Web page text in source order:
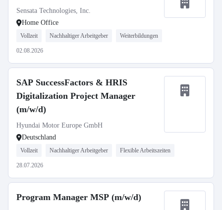
Sensata Technologies, Inc.
Home Office
Vollzeit Nachhaltiger Arbeitgeber Weiterbildungen
02.08.2026
SAP SuccessFactors & HRIS
Digitalization Project Manager
(m/w/d)
Hyundai Motor Europe GmbH
Deutschland
Vollzeit Nachhaltiger Arbeitgeber Flexible Arbeitszeiten
28.07.2026
Program Manager MSP (m/w/d)